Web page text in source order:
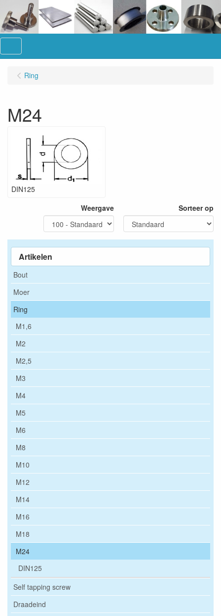
Artikelen
Bout
Moer
Ring
M1,6
M2
M2,5
M3
M4
M5
M6
M8
M10
M12
M14
M16
M18
M24
DIN125
Self tapping screw
Draadeind
Ring
M24
DIN125
Weergave
Sorteer op